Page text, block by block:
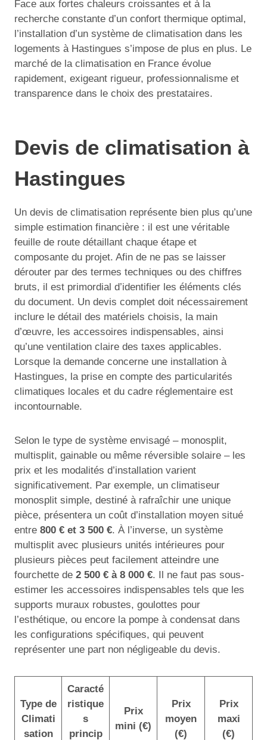
Face aux fortes chaleurs croissantes et à la
recherche constante d’un confort thermique optimal,
l’installation d’un système de climatisation dans les
logements à Hastingues s’impose de plus en plus. Le
marché de la climatisation en France évolue
rapidement, exigeant rigueur, professionnalisme et
transparence dans le choix des prestataires.
Devis de climatisation à
Hastingues
Un devis de climatisation représente bien plus qu’une
simple estimation financière : il est une véritable
feuille de route détaillant chaque étape et
composante du projet. Afin de ne pas se laisser
dérouter par des termes techniques ou des chiffres
bruts, il est primordial d’identifier les éléments clés
du document. Un devis complet doit nécessairement
inclure le détail des matériels choisis, la main
d’œuvre, les accessoires indispensables, ainsi
qu’une ventilation claire des taxes applicables.
Lorsque la demande concerne une installation à
Hastingues, la prise en compte des particularités
climatiques locales et du cadre réglementaire est
incontournable.
Selon le type de système envisagé – monosplit,
multisplit, gainable ou même réversible solaire – les
prix et les modalités d’installation varient
significativement. Par exemple, un climatiseur
monosplit simple, destiné à rafraîchir une unique
pièce, présentera un coût d’installation moyen situé
entre 800 € et 3 500 €. À l’inverse, un système
multisplit avec plusieurs unités intérieures pour
plusieurs pièces peut facilement atteindre une
fourchette de 2 500 € à 8 000 €. Il ne faut pas sous-
estimer les accessoires indispensables tels que les
supports muraux robustes, goulottes pour
l’esthétique, ou encore la pompe à condensat dans
les configurations spécifiques, qui peuvent
représenter une part non négligeable du devis.
Type de
Climati
sation
Caracté
ristique
s
princip
Prix
mini (€)
Prix
moyen
(€)
Prix
maxi
(€)